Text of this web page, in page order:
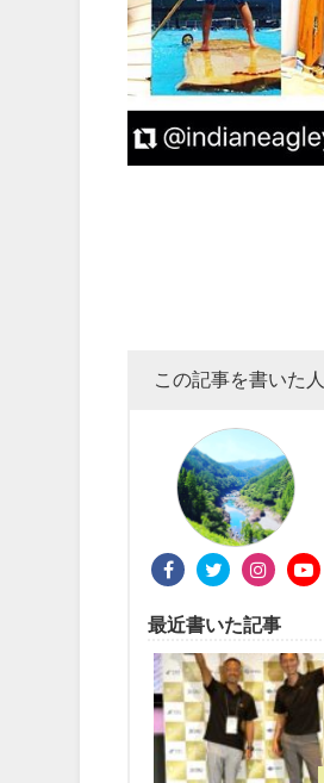
この記事を書いた人
最近書いた記事